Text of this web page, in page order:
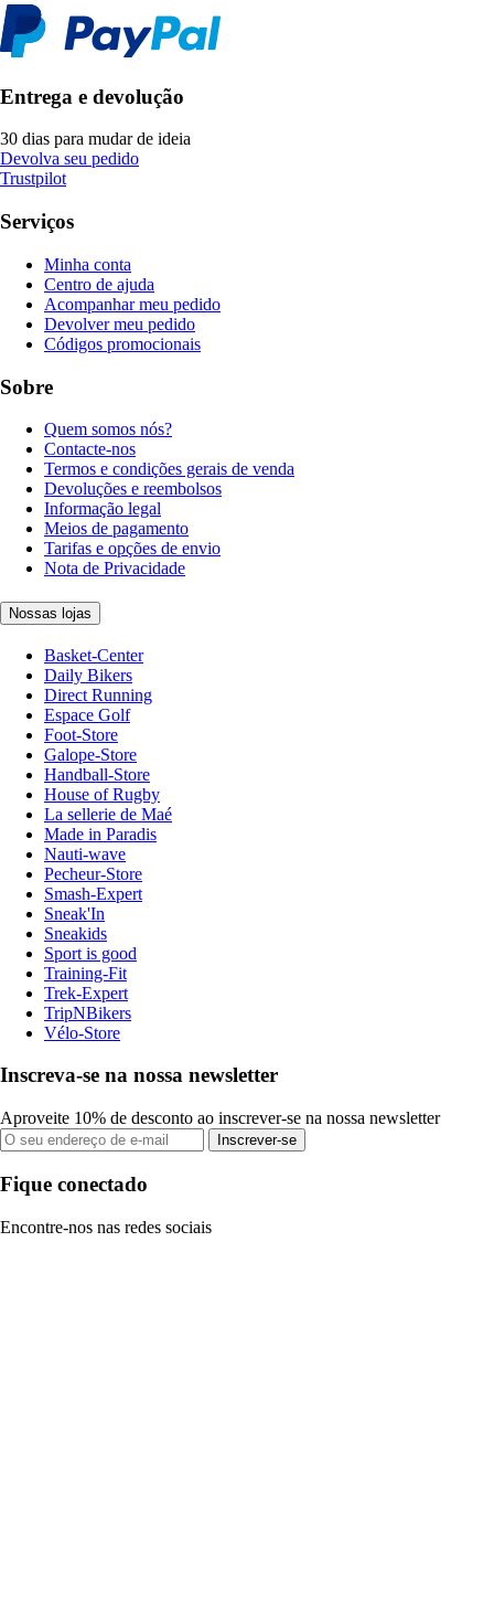
Entrega e devolução
30 dias para mudar de ideia
Devolva seu pedido
Trustpilot
Serviços
Minha conta
Centro de ajuda
Acompanhar meu pedido
Devolver meu pedido
Códigos promocionais
Sobre
Quem somos nós?
Contacte-nos
Termos e condições gerais de venda
Devoluções e reembolsos
Informação legal
Meios de pagamento
Tarifas e opções de envio
Nota de Privacidade
Nossas lojas
Basket-Center
Daily Bikers
Direct Running
Espace Golf
Foot-Store
Galope-Store
Handball-Store
House of Rugby
La sellerie de Maé
Made in Paradis
Nauti-wave
Pecheur-Store
Smash-Expert
Sneak'In
Sneakids
Sport is good
Training-Fit
Trek-Expert
TripNBikers
Vélo-Store
Inscreva-se na nossa newsletter
Aproveite 10% de desconto ao inscrever-se na nossa newsletter
Inscrever-se
Fique conectado
Encontre-nos nas redes sociais